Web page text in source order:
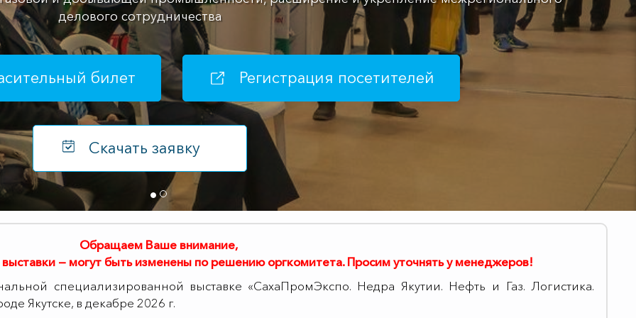
делового
Получить пригласительный билет
Обращаем Ваше внимание,
— могут быть изменены по решению оргкомитета.Просим уточнять у менеджеров!
специализированной выставке «СахаПромЭкспо. Недра Якутии. Нефть и Газ. Логистика.
Якутске, в декабре 2026 г.